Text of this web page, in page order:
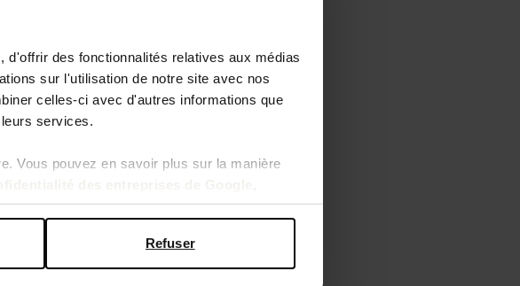
d'offrir des fonctionnalités relatives aux médias
sur l'utilisation de notre site avec nos
celles-ci avec d'autres informations que
services.
Vous pouvez en savoir plus sur la manière
Refuser